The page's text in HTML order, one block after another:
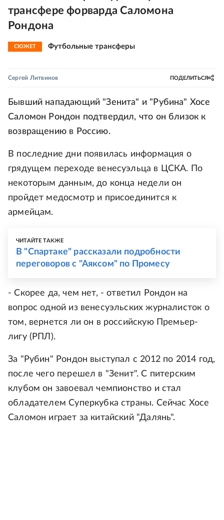
трансфере форварда Саломона
Рондона
СЮЖЕТ Футбольные трансферы
Сергей Литвинов ПОДЕЛИТЬСЯ
Бывший нападающий "Зенита" и "Рубина" Хосе
Саломон Рондон подтвердил, что он близок к
возвращению в Россию.
В последние дни появилась информация о
грядущем переходе венесуэльца в ЦСКА. По
некоторым данным, до конца недели он
пройдет медосмотр и присоединится к
армейцам.
ЧИТАЙТЕ ТАКЖЕ
В "Спартаке" рассказали подробности
переговоров с "Аяксом" по Промесу
- Скорее да, чем нет, - ответил Рондон на
вопрос одной из венесуэльских журналисток о
том, вернется ли он в российскую Премьер-
лигу (РПЛ).
За "Рубин" Рондон выступал с 2012 по 2014 год,
после чего перешел в "Зенит". С питерским
клубом он завоевал чемпионство и стал
обладателем Суперкубка страны. Сейчас Хосе
Саломон играет за китайский "Далянь".